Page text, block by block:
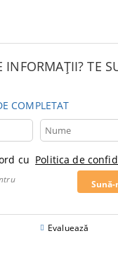
INFORMAȚII? TE
COMPLETAT
cu Politica de
Evaluează